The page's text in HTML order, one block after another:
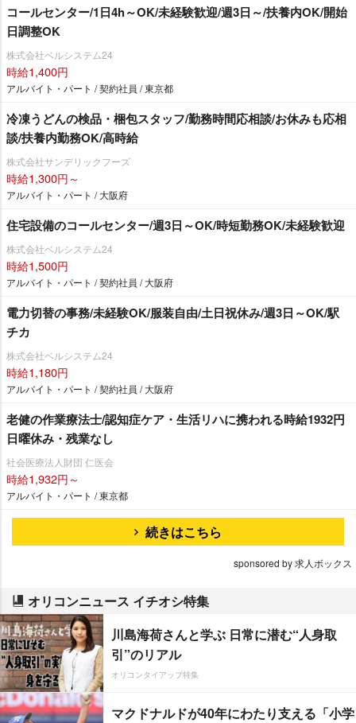
コールセンター/1日4h～OK/未経験歓迎/週3日～/扶養内OK/開始
日調整OK
株式会社ベルシステム24
時給1,400円
アルバイト・パート / 契約社員 / 東京都
冷凍うどんの検品・梱包スタッフ/勤務時間応相談/お休みも応相
談/扶養内勤務OK/高時給
株式会社サンデリックフーズ
時給1,300円～
アルバイト・パート / 大阪府
住宅設備のコールセンター/週3日～OK/時短勤務OK/未経験歓迎
株式会社ベルシステム24
時給1,500円
アルバイト・パート / 契約社員 / 大阪府
電力切替の事務/未経験OK/服装自由/土日祝休み/週3日～OK/駅
チカ
株式会社ベルシステム24
時給1,180円
アルバイト・パート / 契約社員 / 大阪府
老健の作業療法士/認知症ケア・生活リハに携われる時給1932円
日曜休み・残業なし
社会医療法人財団 仁医会
時給1,932円～
アルバイト・パート / 東京都
続きはこちら
sponsored by 求人ボックス
オリコンニュース イチオシ特集
川島海荷さんと学ぶ 日常に潜む“人身取
引”のリアル
オリコンタイアップ特集
マクドナルドが40年にわたり支える「小学